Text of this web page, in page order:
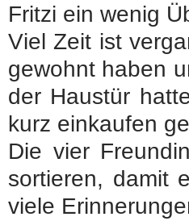
Fritzi ein wenig
Viel Zeit ist
gewohnt haben
der Haustür
kurz einkaufen
Die vier
sortieren, damit
viele